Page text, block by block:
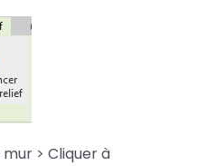
> Cliquer à